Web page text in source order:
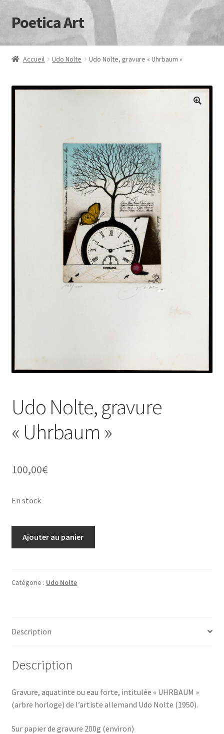
Aller
à
la
navigation
Aller
au
contenu
Poetica Art
Accueil Udo Nolte Udo Nolte, gravure « Uhrbaum »
Udo Nolte, gravure
« Uhrbaum »
100,00€
En stock
gravure
Ajouter au panier
Catégorie : Udo Nolte
Description
Description
Gravure, aquatinte ou eau forte, intitulée « UHRBAUM »
(arbre horloge) de l’artiste allemand Udo Nolte (1950).
Sur papier de gravure 200g (environ)